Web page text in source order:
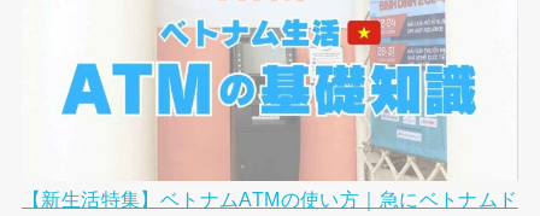
【新生活特集】ベトナムATMの使い方｜急にベトナムド